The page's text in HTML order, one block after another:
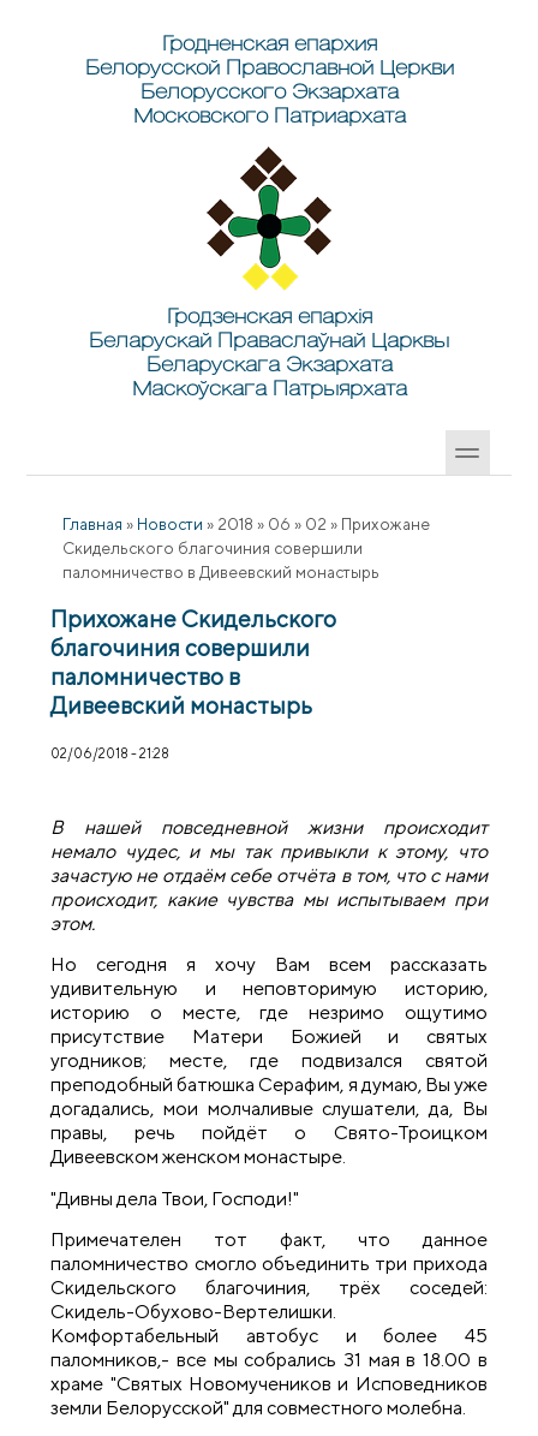
Гродненская епархия
Белорусской Православной Церкви
Белорусского Экзархата
Московского Патриархата
Гродзенская епархія
Беларускай Праваслаўнай Царквы
Беларускага Экзархата
Маскоўскага Патрыярхата
Главная » Новости » 2018 » 06 » 02 » Прихожане
Скидельского благочиния совершили
паломничество в Дивеевский монастырь
Прихожане Скидельского
благочиния совершили
паломничество в
Дивеевский монастырь
02/06/2018 - 21:28
В нашей повседневной жизни происходит
немало чудес, и мы так привыкли к этому, что
зачастую не отдаём себе отчёта в том, что с нами
происходит, какие чувства мы испытываем при
этом.
Но сегодня я хочу Вам всем рассказать
удивительную и неповторимую историю,
историю о месте, где незримо ощутимо
присутствие Матери Божией и святых
угодников; месте, где подвизался святой
преподобный батюшка Серафим, я думаю, Вы уже
догадались, мои молчаливые слушатели, да, Вы
правы, речь пойдёт о Свято-Троицком
Дивеевском женском монастыре.
"Дивны дела Твои, Господи!"
Примечателен тот факт, что данное
паломничество смогло объединить три прихода
Скидельского благочиния, трёх соседей:
Скидель-Обухово-Вертелишки.
Комфортабельный автобус и более 45
паломников,- все мы собрались 31 мая в 18.00 в
храме "Святых Новомучеников и Исповедников
земли Белорусской" для совместного молебна.